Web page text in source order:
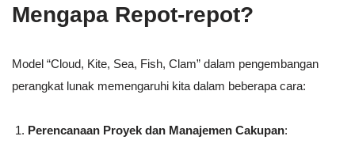
Mengapa Repot-repot?
Model “Cloud, Kite, Sea, Fish, Clam” dalam pengembangan
perangkat lunak memengaruhi kita dalam beberapa cara:
Perencanaan Proyek dan Manajemen Cakupan: